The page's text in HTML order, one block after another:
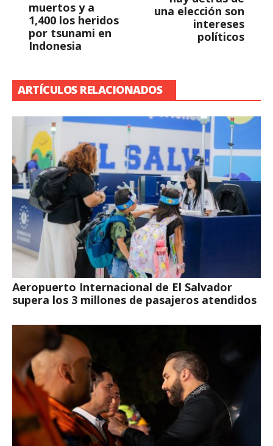
muertos y a
1,400 los heridos
por tsunami en
Indonesia
una elección son
intereses
políticos
ARTÍCULOS RELACIONADOS
Aeropuerto Internacional de El Salvador
supera los 3 millones de pasajeros atendidos